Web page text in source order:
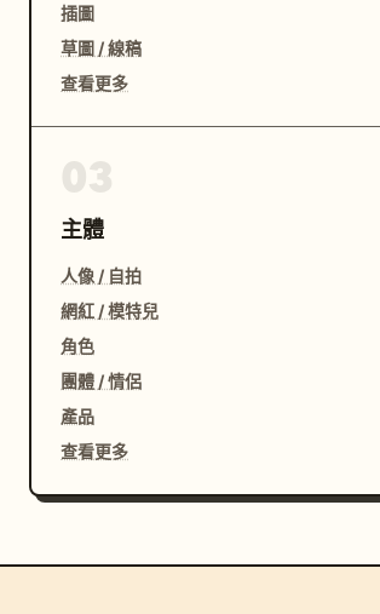
插圖
草圖 / 線稿
查看更多
主體
人像 / 自拍
網紅 / 模特兒
角色
團體 / 情侶
產品
查看更多